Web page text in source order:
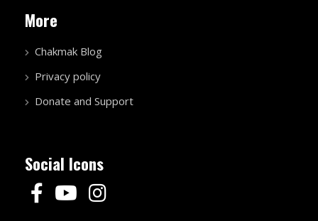
More
Chakmak Blog
Privacy policy
Donate and Support
Social Icons